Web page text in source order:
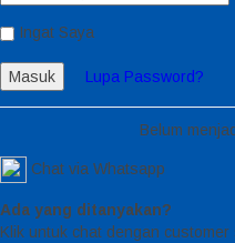
Ingat Saya
Masuk Lupa Password?
Belum
Chat via Whatsapp
Ada yang ditanyakan?
Klik untuk chat dengan customer